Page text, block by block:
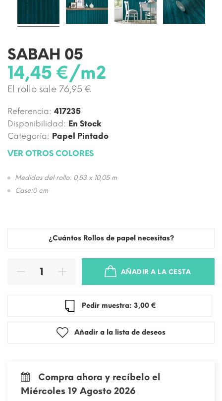
SABAH 05
14,45 €/m2
El rollo sale 76,95 €
Referencia: 417235
Disponibilidad: En Stock
Categoría: Papel Pintado
VER OTROS COLORES
Medidas del rollo: 0,53 x 10,05 m
Case:0 cm
¿Cuántos Rollos de papel necesitas?
AÑADIR A LA CESTA
Pedir muestra: 3,00 €
Añadir a la lista de deseos
Compra ahora y recíbelo el
Miércoles 19 Agosto 2026